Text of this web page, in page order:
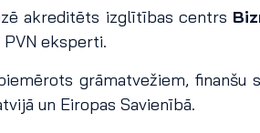
akreditēts izglītības centrs
eksperti.
grāmatvežiem, finanšu
un Eiropas Savienībā.